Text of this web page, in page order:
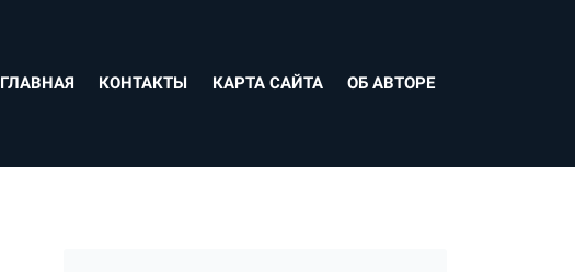
ГЛАВНАЯ КОНТАКТЫ КАРТА САЙТА ОБ АВТОРЕ